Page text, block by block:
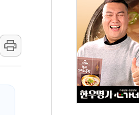
비엠 등 '슈퍼을' 5곳 선정...소부장
기구·유아용품 등 94개 제품 안전기
렛에 '다산점' 열어
알린다…식약처 AI 심사·소방청
출입국증명서 발급…7일부터 온라
과장 회의…중증환자 이송체계 전국